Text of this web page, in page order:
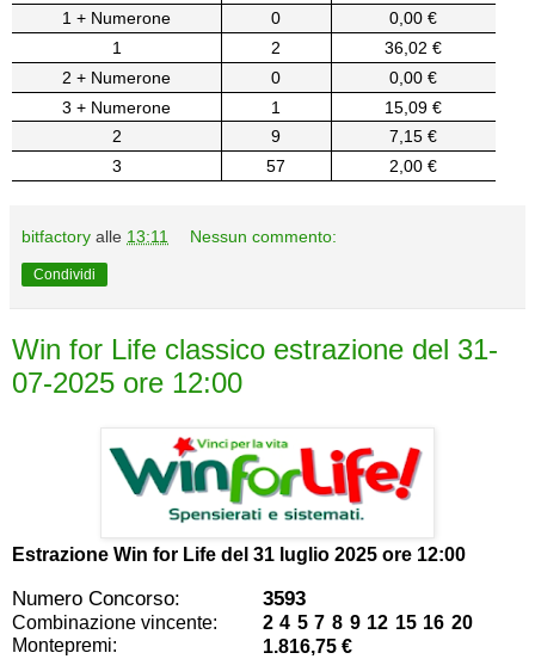
1 + Numerone
0
0,00 €
1
2
36,02 €
2 + Numerone
0
0,00 €
3 + Numerone
1
15,09 €
2
9
7,15 €
3
57 2,00 €
bitfactory alle 13:11 Nessun commento:
Condividi
Win for Life classico estrazione del 31-
07-2025 ore 12:00
Estrazione Win for Life del 31 luglio 2025 ore 12:00
Numero Concorso: 3593
Combinazione vincente:
2 4 5 7 8 9 12 15 16 20
Montepremi:
1.816,75 €